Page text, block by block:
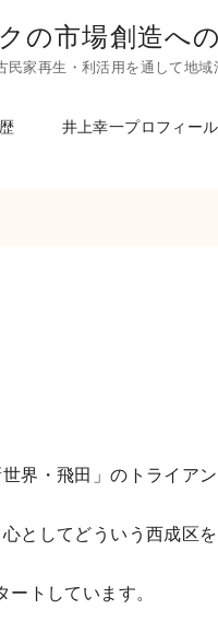
の市場創造へ
家再生・利活用を通して地域
井上幸一プロフィール
世界・飛田」のトライア
としてどういう西成区
トしています。